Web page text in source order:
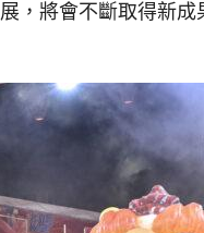
，將會不斷取得新